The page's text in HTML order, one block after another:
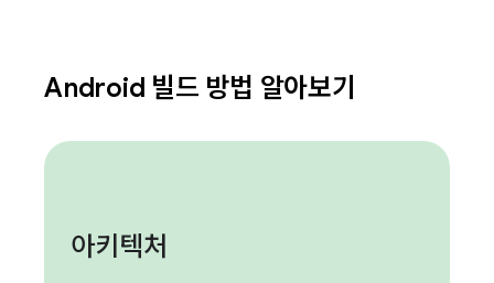
Android 빌드 방법 알아보기
아키텍처